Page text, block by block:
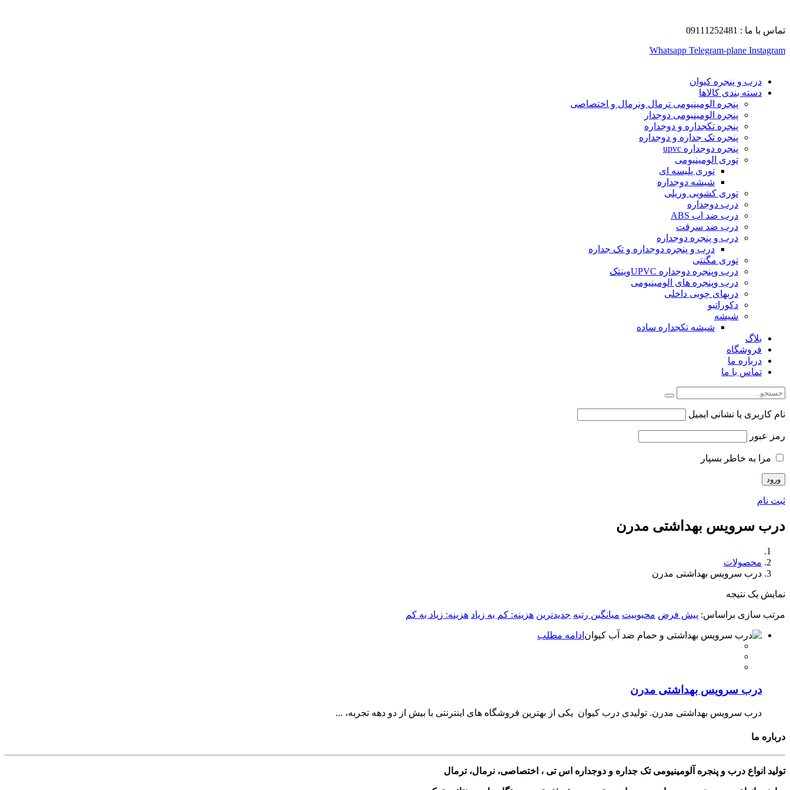
تماس با ما : 09111252481
Whatsapp Telegram-plane Instagram
درب و پنجره کیوان
دسته بندی کالاها
پنجره الومینیومی ترمال ونرمال و اختصاصی
پنجره الومینیومی دوجدار
پنجره تکجداره و دوجداره
پنجره تک جداره و دوجداره
پنجره دوجداره upvc
توری الومینیومی
توری پلیسه ای
شیشه دوجداره
توری کشویی وریلی
درب دوجداره
درب ضد اب ABS
درب ضد سرقت
درب و پنجره دوجداره
درب و پنجره دوجداره و تک جداره
توری مگنتی
درب وپنجره دوجداره UPVCوینتک
درب وپنجره های الومینیومی
دربهای چوبی داخلی
دکوراتیو
شیشه
شیشه تکجداره ساده
بلاگ
فروشگاه
درباره ما
تماس با ما
نام کاربری یا نشانی ایمیل
رمز عبور
مرا به خاطر بسپار
ثبت نام
درب سرویس بهداشتی مدرن
محصولات
درب سرویس بهداشتی مدرن
نمایش یک نتیجه
مرتب سازی براساس: پیش فرض محبوبیت میانگین رتبه جدیدترین هزینه: کم به زیاد هزینه: زیاد به کم
ادامه مطلب
درب سرویس بهداشتی مدرن
درب سرویس بهداشتی مدرن. تولیدی درب کیوان یکی از بهترین فروشگاه های اینترنتی با بیش از دو دهه تجربه، ...
درباره ما
تولید انواع درب و پنجره آلومینیومی تک جداره و دوجداره اس تی ، اختصاصی، نرمال، ترمال